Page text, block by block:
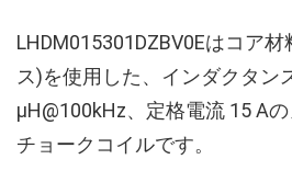
LHDM015301DZBV0Eはコア
ス)を使用した、インダクタン
μH@100kHz、定格電流 15 A
チョークコイルです。